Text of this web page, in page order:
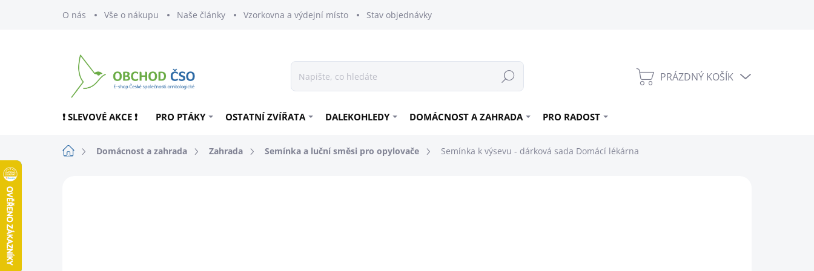
O nás Vše o nákupu Naše články Vzorkovna a výdejní místo Stav objednávky
Hledat NÁKUPNÍ
PRÁZDNÝ KOŠÍK
❗ SLEVOVÉ AKCE ❗ PRO PTÁKY OSTATNÍ ZVÍŘATA DALEKOHLEDY DOMÁCNOST A ZAHRADA PRO RADOST
DomůDomácnost a zahrada Zahrada Semínka a luční směsi pro opylovače Semínka k výsevu - dárková sada Domácí lékárna